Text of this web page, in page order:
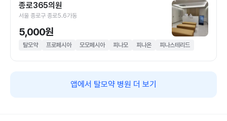
종로365의원
서울 종로구 종로5.6가동
5,000원
탈모약 프로페시아 모모페시아 피나모 피나온 피나스테리드
앱에서 탈모약 병원 더 보기